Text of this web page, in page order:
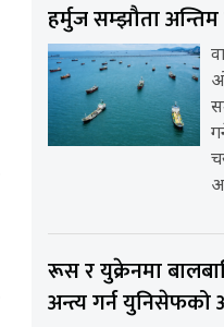
हर्मुज सम्झौता
रूस र युक्रेनमा
अन्त्य गर्न युनिसेफको